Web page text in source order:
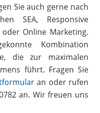
Sie auch gerne nach
SEA, Responsive
Online Marketing.
Kombination
die zur maximalen
führt. Fragen Sie
an oder rufen
an. Wir freuen uns